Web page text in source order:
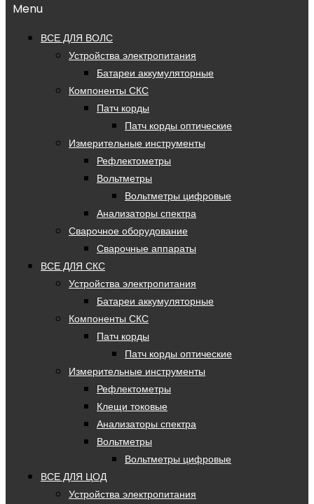
Menu
ВСЕ ДЛЯ ВОЛС
Устройства электропитания
Батареи аккумуляторные
Компоненты СКС
Патч корды
Патч корды оптические
Измерительные инструменты
Рефлектометры
Вольтметры
Вольтметры цифровые
Анализаторы спектра
Сварочное оборудование
Сварочные аппараты
ВСЕ ДЛЯ СКС
Устройства электропитания
Батареи аккумуляторные
Компоненты СКС
Патч корды
Патч корды оптические
Измерительные инструменты
Рефлектометры
Клещи токовые
Анализаторы спектра
Вольтметры
Вольтметры цифровые
ВСЕ ДЛЯ ЦОД
Устройства электропитания